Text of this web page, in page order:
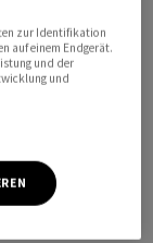
dem
zur Identifikation
auf einem Endgerät.
und der
und